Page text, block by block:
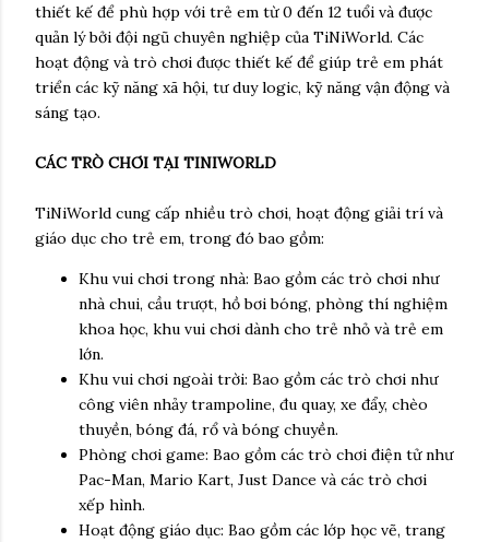
thiết kế để phù hợp với trẻ em từ 0 đến 12 tuổi và được
quản lý bởi đội ngũ chuyên nghiệp của TiNiWorld. Các
hoạt động và trò chơi được thiết kế để giúp trẻ em phát
triển các kỹ năng xã hội, tư duy logic, kỹ năng vận động và
sáng tạo.
CÁC TRÒ CHƠI TẠI TINIWORLD
TiNiWorld cung cấp nhiều trò chơi, hoạt động giải trí và
giáo dục cho trẻ em, trong đó bao gồm:
Khu vui chơi trong nhà: Bao gồm các trò chơi như
nhà chui, cầu trượt, hồ bơi bóng, phòng thí nghiệm
khoa học, khu vui chơi dành cho trẻ nhỏ và trẻ em
lớn.
Khu vui chơi ngoài trời: Bao gồm các trò chơi như
công viên nhảy trampoline, đu quay, xe đẩy, chèo
thuyền, bóng đá, rổ và bóng chuyền.
Phòng chơi game: Bao gồm các trò chơi điện tử như
Pac-Man, Mario Kart, Just Dance và các trò chơi
xếp hình.
Hoạt động giáo dục: Bao gồm các lớp học vẽ, trang